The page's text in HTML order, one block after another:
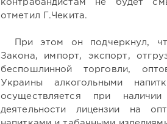
контрабандистам не будет
отметил Г.Чекита.
При этом он подчеркнул,
Закона, импорт, экспорт,
беспошлинной торговли,
Украины алкогольными
осуществляется при
деятельности лицензии на